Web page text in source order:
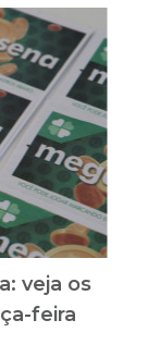
veja os
feira